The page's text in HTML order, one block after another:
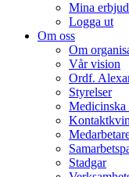
Mina
Logga ut
Om oss
Om
Vår vision
Ordf.
Styrelser
Medicinska
Stadgar